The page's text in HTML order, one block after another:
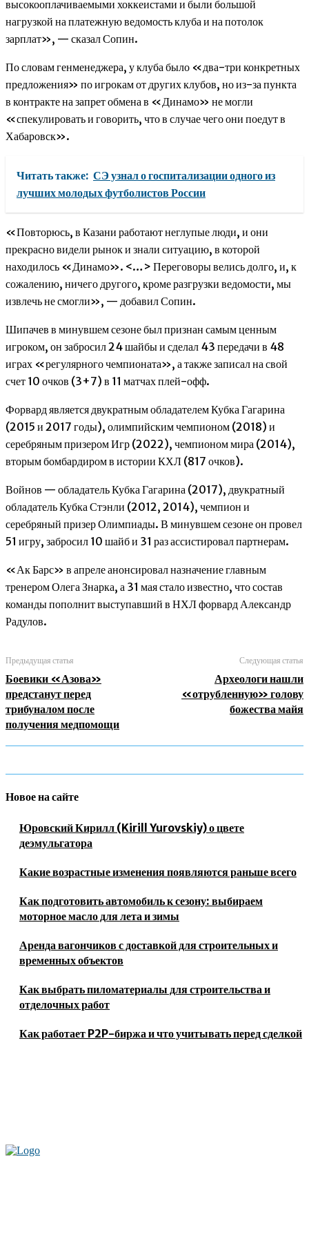
высокооплачиваемыми хоккеистами и были большой
нагрузкой на платежную ведомость клуба и на потолок
зарплат», — сказал Сопин.
По словам генменеджера, у клуба было «два-три конкретных
предложения» по игрокам от других клубов, но из-за пункта
в контракте на запрет обмена в «Динамо» не могли
«спекулировать и говорить, что в случае чего они поедут в
Хабаровск».
Читать также: СЭ узнал о госпитализации одного из
лучших молодых футболистов России
«Повторюсь, в Казани работают неглупые люди, и они
прекрасно видели рынок и знали ситуацию, в которой
находилось «Динамо». <…> Переговоры велись долго, и, к
сожалению, ничего другого, кроме разгрузки ведомости, мы
извлечь не смогли», — добавил Сопин.
Шипачев в минувшем сезоне был признан самым ценным
игроком, он забросил 24 шайбы и сделал 43 передачи в 48
играх «регулярного чемпионата», а также записал на свой
счет 10 очков (3+7) в 11 матчах плей-офф.
Форвард является двукратным обладателем Кубка Гагарина
(2015 и 2017 годы), олимпийским чемпионом (2018) и
серебряным призером Игр (2022), чемпионом мира (2014),
вторым бомбардиром в истории КХЛ (817 очков).
Войнов — обладатель Кубка Гагарина (2017), двукратный
обладатель Кубка Стэнли (2012, 2014), чемпион и
серебряный призер Олимпиады. В минувшем сезоне он провел
51 игру, забросил 10 шайб и 31 раз ассистировал партнерам.
«Ак Барс» в апреле анонсировал назначение главным
тренером Олега Знарка, а 31 мая стало известно, что состав
команды пополнит выступавший в НХЛ форвард Александр
Радулов.
Предыдущая статья
Боевики «Азова»
предстанут перед
трибуналом после
получения медпомощи
Следующая статья
Археологи нашли
«отрубленную» голову
божества майя
Новое на сайте
Юровский Кирилл (Kirill Yurovskiy) о цвете
деэмульгатора
Какие возрастные изменения появляются раньше всего
Как подготовить автомобиль к сезону: выбираем
моторное масло для лета и зимы
Аренда вагончиков с доставкой для строительных и
временных объектов
Как выбрать пиломатериалы для строительства и
отделочных работ
Как работает P2P-биржа и что учитывать перед сделкой